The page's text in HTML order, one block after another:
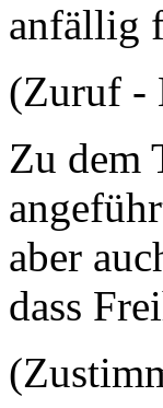
anfällig
(Zuruf -
Zu dem
aber
dass